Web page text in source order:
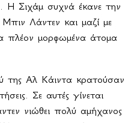
Η Σιχάμ συχνά έκανε την
Μπιν Λάντεν και μαζί με
πλέον μορφωμένα άτομα
της Αλ Κάιντα κρατούσαν
Σε αυτές γίνεται
νιώθει πολύ αμήχανος